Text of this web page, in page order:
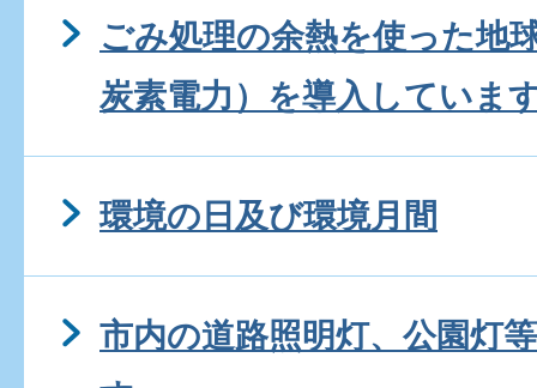
ごみ処理の余熱を使った地
炭素電力）を導入していま
環境の日及び環境月間
市内の道路照明灯、公園灯